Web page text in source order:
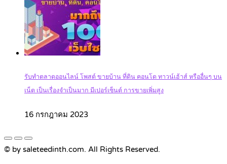
รับทำตลาดออนไลน์ โพสต์ ขายบ้าน ที่ดิน คอนโด ทาวน์เฮ้าส์ หรืออื่นๆ บน
เน็ต เป็นเรื่องจำเป็นมาก มีเปอร์เซ็นต์ การขายเพิ่มสูง
16 กรกฎาคม 2023
© by saleteedinth.com. All Rights Reserved.